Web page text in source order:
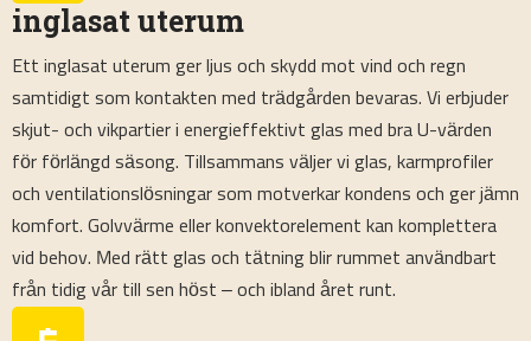
inglasat uterum
Ett inglasat uterum ger ljus och skydd mot vind och regn
samtidigt som kontakten med trädgården bevaras. Vi erbjuder
skjut- och vikpartier i energieffektivt glas med bra U-värden
för förlängd säsong. Tillsammans väljer vi glas, karmprofiler
och ventilationslösningar som motverkar kondens och ger jämn
komfort. Golvvärme eller konvektorelement kan komplettera
vid behov. Med rätt glas och tätning blir rummet användbart
från tidig vår till sen höst – och ibland året runt.